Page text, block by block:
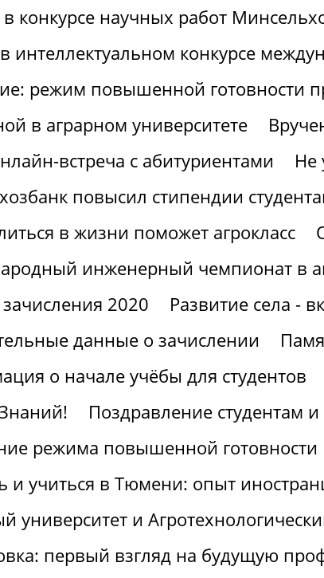
конкурсе научных работ
интеллектуальном конкурсе
режим повышенной готовности
в аграрном университете
встреча с абитуриентами
Не
повысил стипендии
в жизни поможет агрокласс
инженерный чемпионат в
2020
Развитие села -
данные о зачислении
о начале учёбы для студентов
Поздравление студентам
режима повышенной готовности
и учиться в Тюмени: опыт
университет и
первый взгляд на будущую